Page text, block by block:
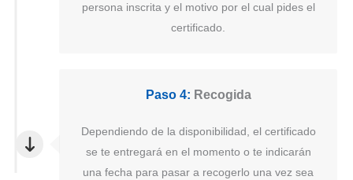
persona inscrita y el motivo por el cual pides el
certificado.
Paso 4: Recogida
Dependiendo de la disponibilidad, el certificado
se te entregará en el momento o te indicarán
una fecha para pasar a recogerlo una vez sea